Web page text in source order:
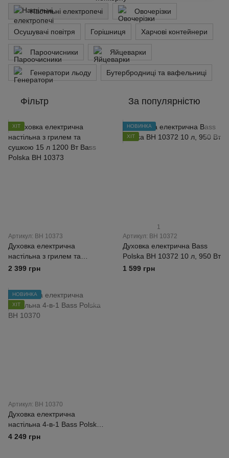
Настільні електропечі Овочерізки
Осушувачі повітря Горішниця Харчові контейнери
Пароочисники Яйцеварки
Генератори льоду Бутербродниці та вафельниці
Фільтр За популярністю
ХІТ
Артикул: BH 10373
Духовка електрична
настільна з грилем та
сушкою 15 л 1200 Вт Bass
2 399 грн
НОВИНКА
ХІТ
1
Артикул: BH 10372
Духовка електрична Bass
Polska BH 10372 10 л, 950 Вт
1 599 грн
НОВИНКА
ХІТ
Артикул: BH 10370
Духовка електрична
настільна 4-в-1 Bass Polska
BH 10370
4 249 грн